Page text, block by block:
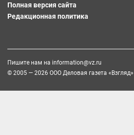
Полная версия сайта
Редакционная политика
Пишите нам на information@vz.ru
© 2005 — 2026 ООО Деловая газета «Взгляд»